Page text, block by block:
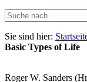
Sie sind hier:
Basic Types of Life
Roger W. Sanders